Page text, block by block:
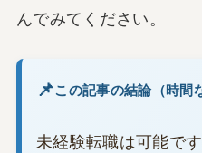
んでみてください。
この記事の結論（時間
未経験転職は可能で